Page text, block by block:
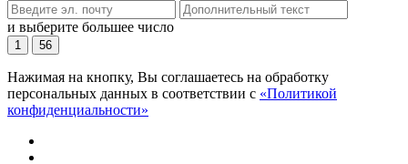
и выберите большее число
1 56
Нажимая на кнопку, Вы соглашаетесь на обработку
персональных данных в соответствии с «Политикой
конфиденциальности»